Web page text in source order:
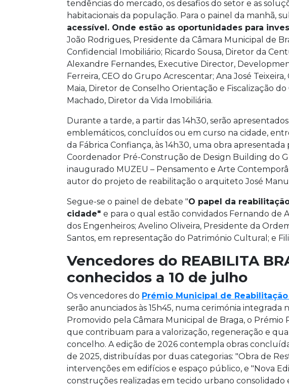
tendências do mercado, os desafios do setor e as
habitacionais da população. Para o painel da manhã,
acessível. Onde estão as oportunidades para
João Rodrigues, Presidente da Câmara Municipal de
Confidencial Imobiliário; Ricardo Sousa, Diretor da
Alexandre Fernandes, Executive Director,
Ferreira, CEO do Grupo Acrescentar; Ana José
Maia, Diretor de Conselho Orientação e Fiscalização do
Machado, Diretor da Vida Imobiliária.
Durante a tarde, a partir das 14h30, serão
emblemáticos, concluídos ou em curso na cidade,
da Fábrica Confiança, às 14h30, uma obra apresentada
Coordenador Pré-Construção de Design Building do
inaugurado MUZEU – Pensamento e Arte
autor do projeto de reabilitação o arquiteto José
Segue-se o painel de debate "O papel da
cidade" e para o qual estão convidados Fernando de
dos Engenheiros; Avelino Oliveira, Presidente da
Santos, em representação do Património Cultural; e
Vencedores do REABILITA
conhecidos a 10 de julho
Os vencedores do Prémio Municipal de Reabilitação
serão anunciados às 15h45, numa cerimónia integrada
Promovido pela Câmara Municipal de Braga, o Prémio
que contribuam para a valorização, regeneração e
concelho. A edição de 2026 contempla obras
de 2025, distribuídas por duas categorias: "Obra de
intervenções em edifícios e espaço público, e "Nova
construções realizadas em tecido urbano consolidado